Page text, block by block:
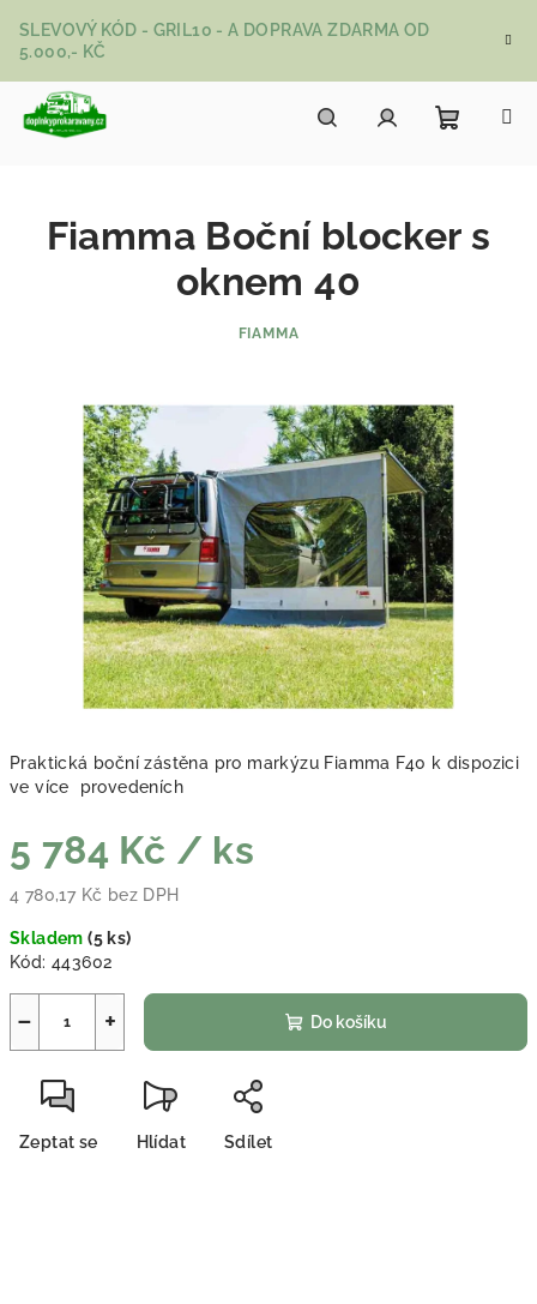
SLEVOVÝ KÓD - GRIL10 - A DOPRAVA ZDARMA OD
5.000,- KČ
Praktická boční zástěna pro markýzu Fiamma F40 k dispozici
ve více provedeních
5 784 Kč / ks
4 780,17 Kč bez DPH
Skladem(5 ks)
Kód: 443602
+
− Do košíku
Zeptat se Hlídat Sdílet
Fiamma Boční blocker s
oknem 40
FIAMMA